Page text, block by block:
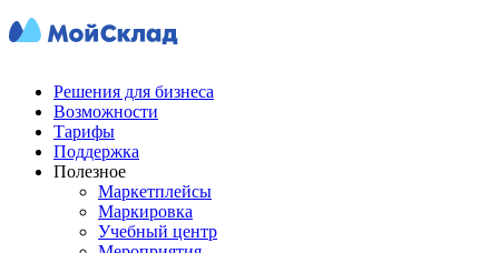
Решения для бизнеса
Возможности
Тарифы
Поддержка
Полезное
Маркетплейсы
Маркировка
Учебный центр